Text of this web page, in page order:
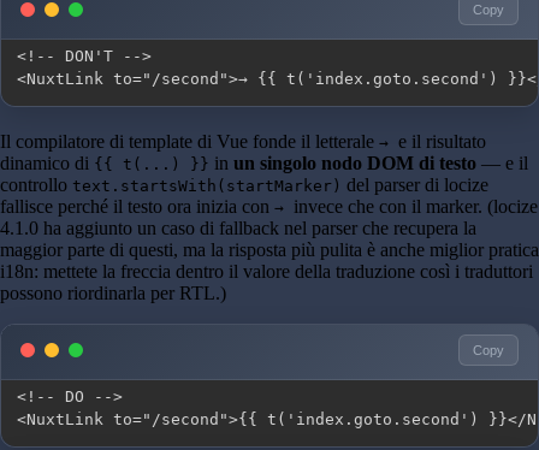
Copy
<NuxtLink to="/second">→ {{ t('index.goto.second')
Il compilatore di template di Vue fonde il letterale → e il risultato
dinamico di {{ t(...) }} in un singolo nodo DOM di testo — e il
controllo text.startsWith(startMarker) del parser di locize
fallisce perché il testo ora inizia con → invece che con il marker. (locize
4.1.0 ha aggiunto un caso di fallback nel parser che recupera la
maggior parte di questi, ma la risposta più pulita è anche miglior pratica
i18n: mettete la freccia dentro il valore della traduzione così i traduttori
possono riordinarla per RTL.)
Copy
<NuxtLink to="/second">{{ t('index.goto.second') }}</